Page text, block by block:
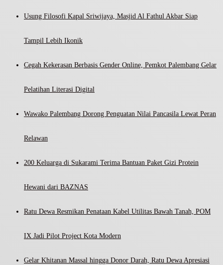
Usung Filosofi Kapal Sriwijaya, Masjid Al Fathul Akbar Siap
Tampil Lebih Ikonik
Cegah Kekerasan Berbasis Gender Online, Pemkot Palembang Gelar
Pelatihan Literasi Digital
Wawako Palembang Dorong Penguatan Nilai Pancasila Lewat Peran
Relawan
200 Keluarga di Sukarami Terima Bantuan Paket Gizi Protein
Hewani dari BAZNAS
Ratu Dewa Resmikan Penataan Kabel Utilitas Bawah Tanah, POM
IX Jadi Pilot Project Kota Modern
Gelar Khitanan Massal hingga Donor Darah, Ratu Dewa Apresiasi